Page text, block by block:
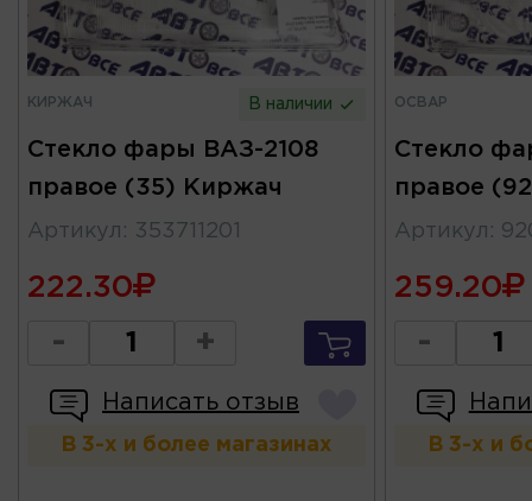
КИРЖАЧ В наличии
Стекло фары ВАЗ-2108
правое (35) Киржач
Артикул : 353711201
222.30
- +
Написать отзыв
В 3-х и более магазинах
ОСВАР
Стекло
правое
Артикул :
259.20
-
В 3-х и